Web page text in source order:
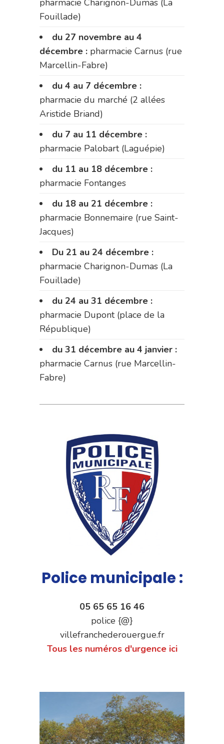
pharmacie Charignon-Dumas (La
Fouillade)
du 27 novembre au 4
décembre : pharmacie Carnus (rue
Marcellin-Fabre)
du 4 au 7 décembre :
pharmacie du marché (2 allées
Aristide Briand)
du 7 au 11 décembre :
pharmacie Palobart (Laguépie)
du 11 au 18 décembre :
pharmacie Fontanges
du 18 au 21 décembre :
pharmacie Bonnemaire (rue Saint-
Jacques)
Du 21 au 24 décembre :
pharmacie Charignon-Dumas (La
Fouillade)
du 24 au 31 décembre :
pharmacie Dupont (place de la
République)
du 31 décembre au 4 janvier :
pharmacie Carnus (rue Marcellin-
Fabre)
Police municipale :
05 65 65 16 46
police {@}
villefranchederouergue.fr
Tous les numéros d'urgence ici